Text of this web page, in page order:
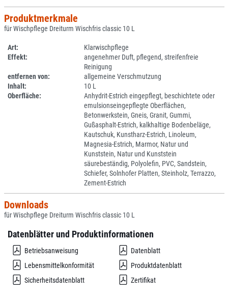
Produktmerkmale
für Wischpflege Dreiturm Wischfris classic 10 L
Art:
Klarwischpflege
Effekt:
angenehmer Duft, pflegend, streifenfreie
Reinigung
entfernen von:
allgemeine Verschmutzung
Inhalt:
10 L
Oberfläche:
Anhydrit-Estrich eingepflegt, beschichtete oder
emulsionseingepflegte Oberflächen,
Betonwerkstein, Gneis, Granit, Gummi,
Gußasphalt-Estrich, kalkhaltige Bodenbeläge,
Kautschuk, Kunstharz-Estrich, Linoleum,
Magnesia-Estrich, Marmor, Natur und
Kunststein, Natur und Kunststein
säurebeständig, Polyolefin, PVC, Sandstein,
Schiefer, Solnhofer Platten, Steinholz, Terrazzo,
Zement-Estrich
Downloads
für Wischpflege Dreiturm Wischfris classic 10 L
Datenblätter und Produktinformationen
Betriebsanweisung
Datenblatt
Lebensmittelkonformität
Produktdatenblatt
Sicherheitsdatenblatt
Zertifikat